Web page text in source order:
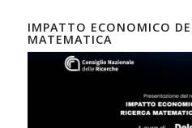
IMPATTO ECONOMICO
MATEMATICA